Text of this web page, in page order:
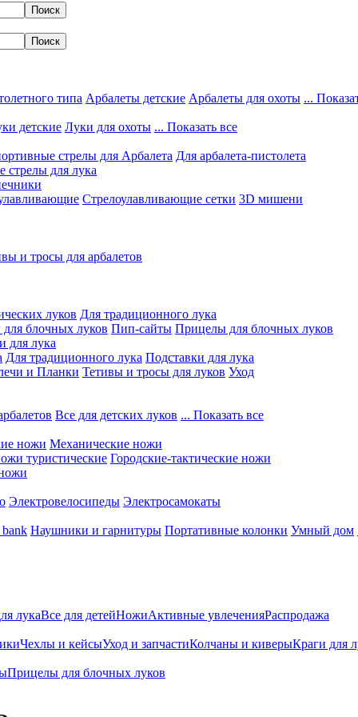
типа Арбалеты детские Арбалеты для охоты ...
детские Луки для охоты ... Показать все
стрелы для Арбалета Для арбалета-пистолета
стрелы для лука
Стрелоулавливающие сетки 3D мишени
и тросы для арбалетов
луков Для традиционного лука
блочных луков Пип-сайты Прицелы для блочных луков
для лука
Для традиционного лука Подставки для лука
и Планки Тетивы и тросы для луков Уход
Все для детских луков ... Показать все
ножи Механические ножи
туристические Городские-тактические ножи
Электровелосипеды Электросамокаты
Наушники и гарнитуры Портативные колонки Умный дом
лукаВсе для детейНожиАктивные увлеченияРаспродажа
Чехлы и кейсыУход и запчастиКолчаны и киверыКраги для
Прицелы для блочных луков